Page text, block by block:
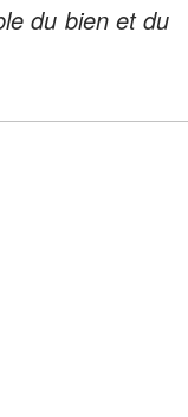
du bien et du